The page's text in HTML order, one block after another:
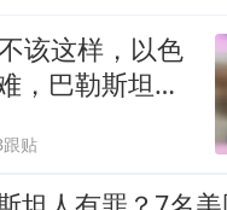
该这样，以色
，巴勒斯坦承
贴